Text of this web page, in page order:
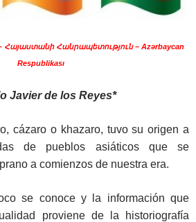
Հայաստանի Հանրապետություն– Azərbaycan
Respublikası
Javier de los Reyes*
cázaro o khazaro, tuvo su origen a
de pueblos asiáticos que se
a comienzos de nuestra era.
se conoce y la información que
proviene de la historiografía